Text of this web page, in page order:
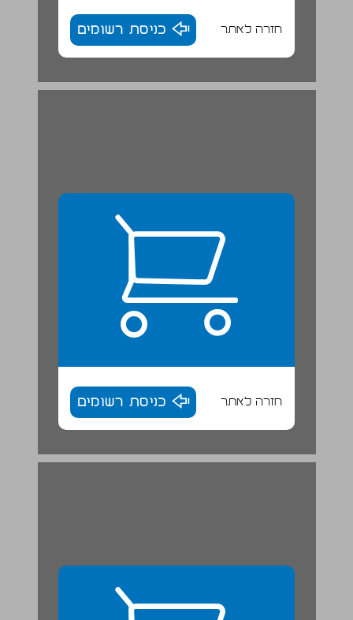
חזרה לאתר כניסת רשומים
חזרה לאתר כניסת רשומים
תהליכים קבוצתיים ועבודה ייעוצית בעסקים שיתופיים ... 24